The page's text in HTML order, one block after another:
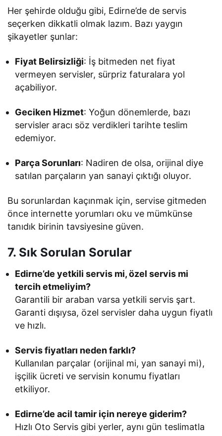
Her şehirde olduğu gibi, Edirne’de de servis
seçerken dikkatli olmak lazım. Bazı yaygın
şikayetler şunlar:
Fiyat Belirsizliği: İş bitmeden net fiyat
vermeyen servisler, sürpriz faturalara yol
açabiliyor.
Geciken Hizmet: Yoğun dönemlerde, bazı
servisler aracı söz verdikleri tarihte teslim
edemiyor.
Parça Sorunları: Nadiren de olsa, orijinal diye
satılan parçaların yan sanayi çıktığı oluyor.
Bu sorunlardan kaçınmak için, servise gitmeden
önce internette yorumları oku ve mümkünse
tanıdık birinin tavsiyesine güven.
7. Sık Sorulan Sorular
Edirne’de yetkili servis mi, özel servis mi
tercih etmeliyim?
Garantili bir araban varsa yetkili servis şart.
Garanti dışıysa, özel servisler daha uygun fiyatlı
ve hızlı.
Servis fiyatları neden farklı?
Kullanılan parçalar (orijinal mi, yan sanayi mi),
işçilik ücreti ve servisin konumu fiyatları
etkiliyor.
Edirne’de acil tamir için nereye giderim?
Hızlı Oto Servis gibi yerler, aynı gün teslimatla